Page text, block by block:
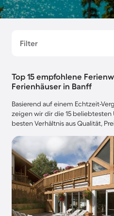
Filter
Top 15 empfohlene
Ferienhäuser in Banff
Basierend auf einem Echtzeit-
zeigen wir dir die 15
besten Verhältnis aus Qualität,